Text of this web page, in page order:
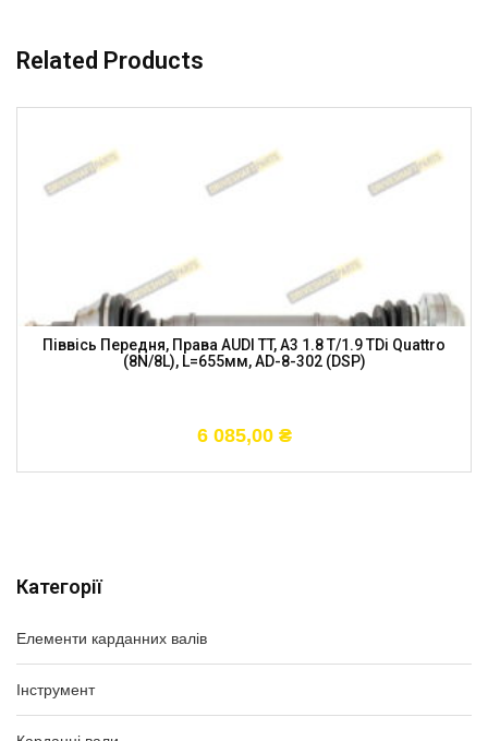
Категорії
Елементи карданних валів
Інструмент
Related Products
Піввісь Передня, Права AUDI TT, A3 1.8 T/1.9 TDi Quattro
(8N/8L), L=655мм, AD-8-302 (DSP)
6 085,00 ₴